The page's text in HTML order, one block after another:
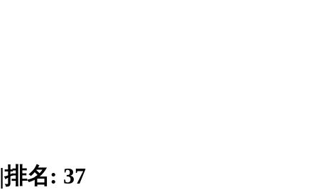
|排名: 37